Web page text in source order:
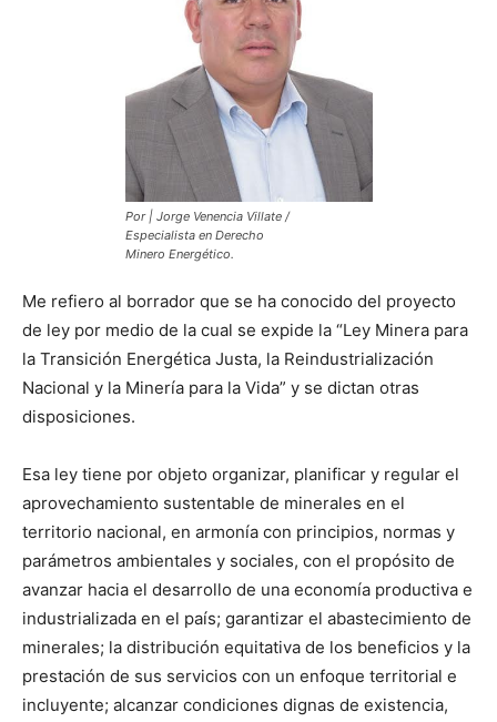
Por | Jorge Venencia Villate /
Especialista en Derecho
Minero Energético.
Me refiero al borrador que se ha conocido del proyecto
de ley por medio de la cual se expide la “Ley Minera para
la Transición Energética Justa, la Reindustrialización
Nacional y la Minería para la Vida” y se dictan otras
disposiciones.
Esa ley tiene por objeto organizar, planificar y regular el
aprovechamiento sustentable de minerales en el
territorio nacional, en armonía con principios, normas y
parámetros ambientales y sociales, con el propósito de
avanzar hacia el desarrollo de una economía productiva e
industrializada en el país; garantizar el abastecimiento de
minerales; la distribución equitativa de los beneficios y la
prestación de sus servicios con un enfoque territorial e
incluyente; alcanzar condiciones dignas de existencia,